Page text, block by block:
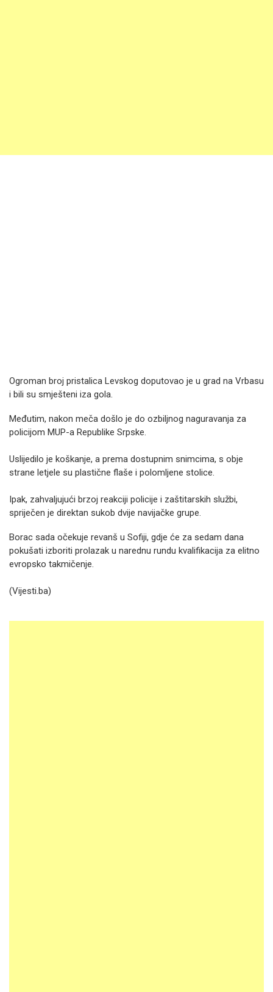
Ogroman broj pristalica Levskog doputovao je u grad na Vrbasu
i bili su smješteni iza gola.
Međutim, nakon meča došlo je do ozbiljnog naguravanja za
policijom MUP-a Republike Srpske.
Uslijedilo je koškanje, a prema dostupnim snimcima, s obje
strane letjele su plastične flaše i polomljene stolice.
Ipak, zahvaljujući brzoj reakciji policije i zaštitarskih službi,
spriječen je direktan sukob dvije navijačke grupe.
Borac sada očekuje revanš u Sofiji, gdje će za sedam dana
pokušati izboriti prolazak u narednu rundu kvalifikacija za elitno
evropsko takmičenje.
(Vijesti.ba)